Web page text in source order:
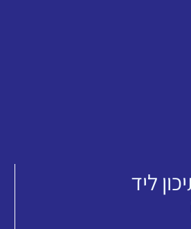
ליד